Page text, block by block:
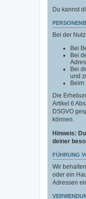
Du kannst
Bei der
Bei
Bei
Bei
und
Beim
Die
Artikel 6
DSGVO
können.
Hinweis:
deiner
FÜHRUNG
Wir
oder ein
Adressen